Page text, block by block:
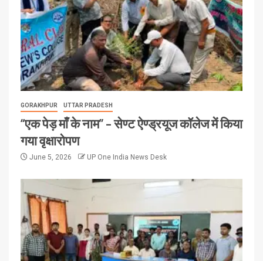
GORAKHPUR UTTAR PRADESH
“एक पेड़ माँ के नाम” – सेण्ट ऐण्ड्रयूज कॉलेज में किया
गया वृक्षारोपण
June 5, 2026 UP One India News Desk